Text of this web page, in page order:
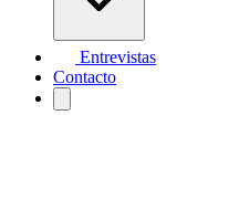
Entrevistas
Contacto